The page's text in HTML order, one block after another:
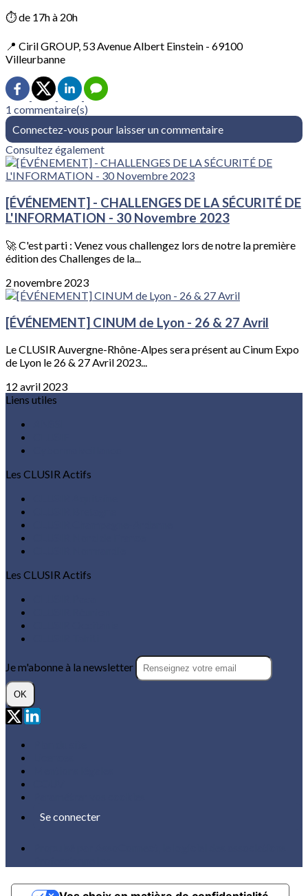
⏱️ de 17h à 20h
📍 Ciril GROUP, 53 Avenue Albert Einstein - 69100
Villeurbanne
1 commentaire(s)
Connectez-vous pour laisser un commentaire
Consultez également
[ÉVÉNEMENT] - CHALLENGES DE LA SÉCURITÉ DE
L'INFORMATION - 30 Novembre 2023
🚀 C'est parti : Venez vous challengez lors de notre la première
édition des Challenges de la...
2 novembre 2023
[ÉVÉNEMENT] CINUM de Lyon - 26 & 27 Avril
Le CLUSIR Auvergne-Rhône-Alpes sera présent au Cinum Expo
de Lyon le 26 & 27 Avril 2023...
12 avril 2023
Liens utiles
Les CLUSIR Actifs
Les CLUSIR Actifs
Je m'abonne à la newsletter
OK
Se connecter